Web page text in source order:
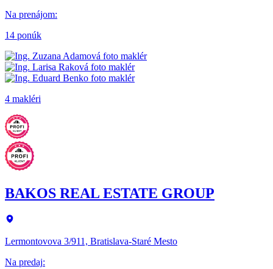
Na prenájom:
14 ponúk
4 makléri
BAKOS REAL ESTATE GROUP
Lermontovova 3/911, Bratislava-Staré Mesto
Na predaj: